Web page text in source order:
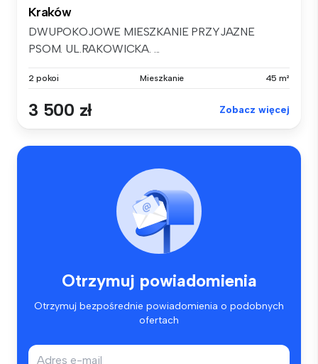
Kraków
DWUPOKOJOWE MIESZKANIE PRZYJAZNE
PSOM. UL.RAKOWICKA. ...
2 pokoi Mieszkanie 45 m²
3 500 zł Zobacz więcej
Otrzymuj powiadomienia
Otrzymuj bezpośrednie powiadomienia o podobnych
ofertach